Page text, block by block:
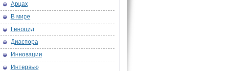
Арцах
В мире
Геноцид
Диаспора
Инновации
Интервью